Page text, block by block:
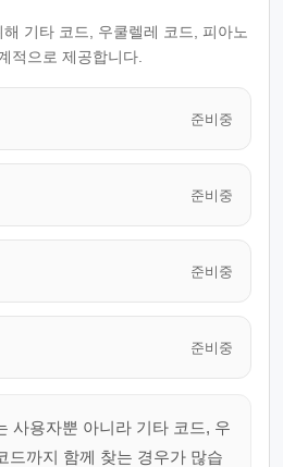
기타 코드, 우쿨렐레 코드, 피아노
적으로 제공합니다.
준비중
준비중
준비중
준비중
사용자뿐 아니라 기타 코드, 우
드까지 함께 찾는 경우가 많습